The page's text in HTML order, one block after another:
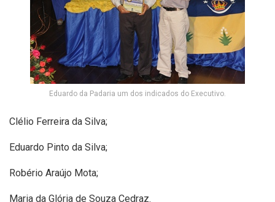
Eduardo da Padaria um dos indicados do Executivo.
Clélio Ferreira da Silva;
Eduardo Pinto da Silva;
Robério Araújo Mota;
Maria da Glória de Souza Cedraz.